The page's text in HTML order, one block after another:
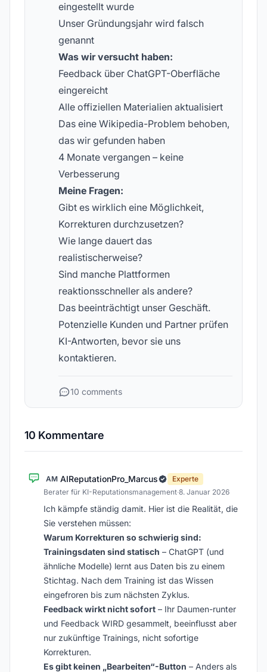
eingestellt wurde
Unser Gründungsjahr wird falsch
genannt
Was wir versucht haben:
Feedback über ChatGPT-Oberfläche
eingereicht
Alle offiziellen Materialien aktualisiert
Das eine Wikipedia-Problem behoben,
das wir gefunden haben
4 Monate vergangen – keine
Verbesserung
Meine Fragen:
Gibt es wirklich eine Möglichkeit,
Korrekturen durchzusetzen?
Wie lange dauert das
realistischerweise?
Sind manche Plattformen
reaktionsschneller als andere?
Das beeinträchtigt unser Geschäft.
Potenzielle Kunden und Partner prüfen
KI-Antworten, bevor sie uns
kontaktieren.
10 comments
10 Kommentare
AM AIReputationPro_Marcus
Experte
Berater für KI-Reputationsmanagement·8. Januar 2026
Ich kämpfe ständig damit. Hier ist die Realität, die
Sie verstehen müssen:
Warum Korrekturen so schwierig sind:
Trainingsdaten sind statisch – ChatGPT (und
ähnliche Modelle) lernt aus Daten bis zu einem
Stichtag. Nach dem Training ist das Wissen
eingefroren bis zum nächsten Zyklus.
Feedback wirkt nicht sofort – Ihr Daumen-runter
und Feedback WIRD gesammelt, beeinflusst aber
nur zukünftige Trainings, nicht sofortige
Korrekturen.
Es gibt keinen „Bearbeiten“-Button – Anders als